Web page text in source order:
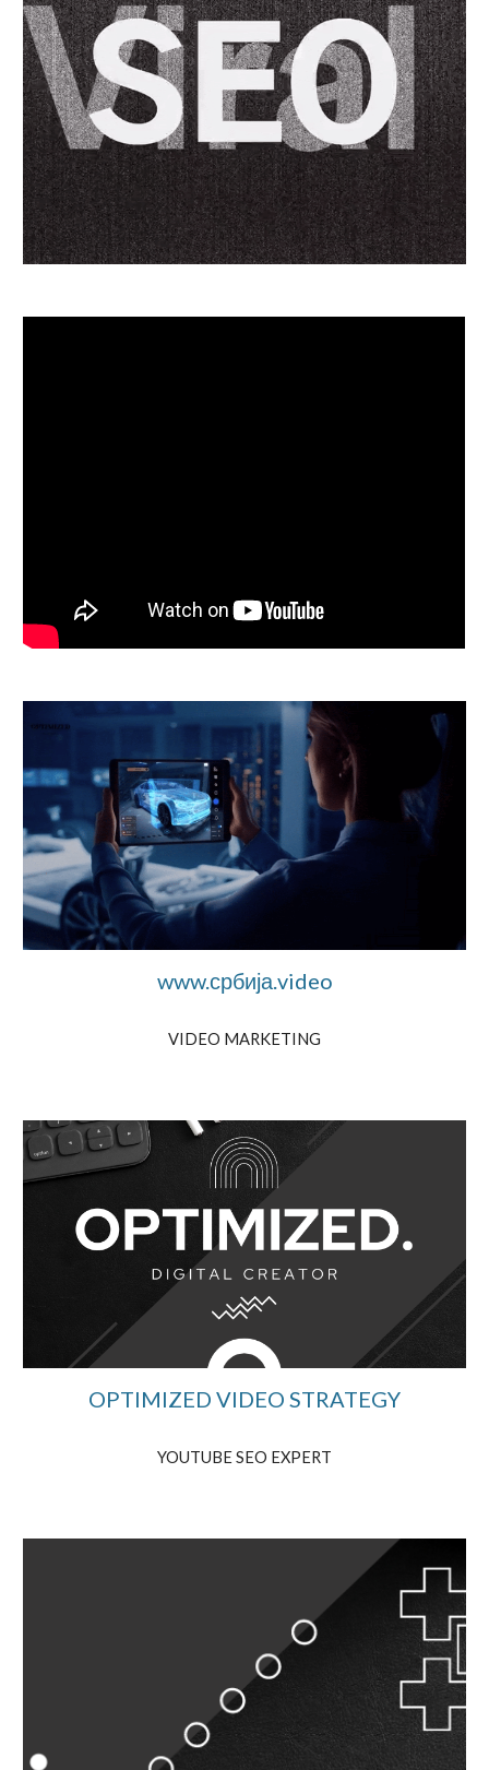
www.србија.video
VIDEO MARKETING
OPTIMIZED VIDEO STRATEGY
YOUTUBE SEO EXPERT